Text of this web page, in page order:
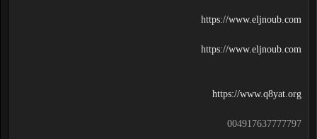
https://www.eljnoub.com
https://www.eljnoub.com
https://www.q8yat.org
004917637777797